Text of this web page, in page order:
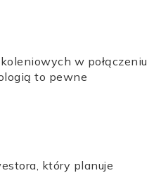
w połączeniu
to pewne
który planuje